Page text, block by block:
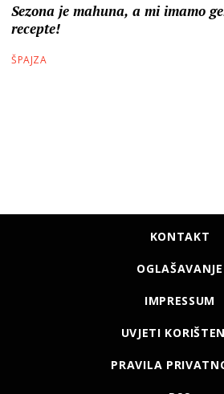
Sezona je mahuna, a mi imamo
recepte!
ŠPAJZA
KONTAKT
OGLAŠAVANJE
IMPRESSUM
UVJETI
PRAVILA